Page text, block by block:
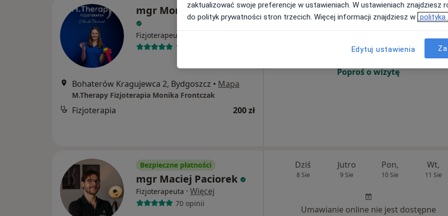
mgr Monika Frontczak
Fizjoterapeuta
160 opinii
Bohaterów Kragujewca 2, Bydgoszcz • Mapa
M.Therapy Fizjoterapia Monika Frontczak
Fizjoterapia 200 zł
Dziś
8 Sie
Jutro
9 Sie
Pon,
10 Sie
Wt,
11 Sie
Umawianie online nie jest dostępne
Poproś o wizytę
Bezpieczne płatności
mgr Maciej Paciorek
Fizjoterapeuta · Więcej
70 opinii
Dziś
8 Sie
Jutro
9 Sie
Pon,
10 Sie
Wt,
11 Sie
Umawianie online nie jest dostępne
zaktualizować swoje preferencje w ustawieniach. W ustawieniach znajdziesz
do polityk prywatności stron trzecich. Więcej informacji znajdziesz w polityka
Edytuj ustawienia